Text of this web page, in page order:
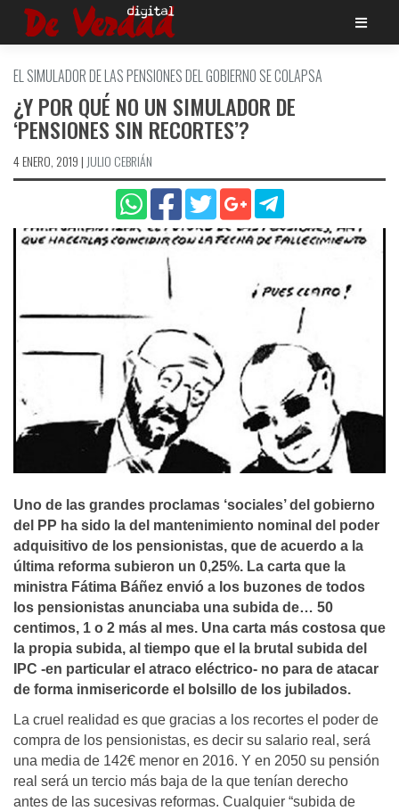
Saltar
EL SIMULADOR DE LAS PENSIONES DEL GOBIERNO SE COLAPSA
¿Y POR QUÉ NO UN SIMULADOR DE
‘PENSIONES SIN RECORTES’?
4 ENERO, 2019 | JULIO CEBRIÁN
Uno de las grandes proclamas ‘sociales’ del gobierno
del PP ha sido la del mantenimiento nominal del poder
adquisitivo de los pensionistas, que de acuerdo a la
última reforma subieron un 0,25%. La carta que la
ministra Fátima Báñez envió a los buzones de todos
los pensionistas anunciaba una subida de… 50
centimos, 1 o 2 más al mes. Una carta más costosa que
la propia subida, al tiempo que el la brutal subida del
IPC -en particular el atraco eléctrico- no para de atacar
de forma inmisericorde el bolsillo de los jubilados.
La cruel realidad es que gracias a los recortes el poder de
compra de los pensionistas, es decir su salario real, será
una media de 142€ menor en 2016. Y en 2050 su pensión
real será un tercio más baja de la que tenían derecho
antes de las sucesivas reformas. Cualquier “subida de